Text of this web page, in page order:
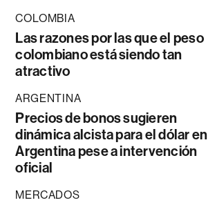
COLOMBIA
Las razones por las que el peso
colombiano está siendo tan
atractivo
ARGENTINA
Precios de bonos sugieren
dinámica alcista para el dólar en
Argentina pese a intervención
oficial
MERCADOS